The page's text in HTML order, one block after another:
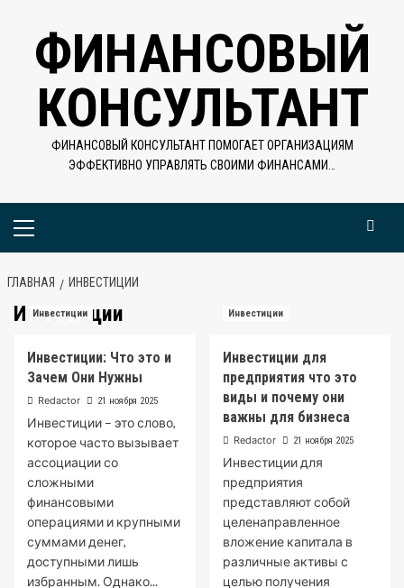
содержимому
ФИНАНСОВЫЙ
КОНСУЛЬТАНТ
ФИНАНСОВЫЙ КОНСУЛЬТАНТ ПОМОГАЕТ ОРГАНИЗАЦИЯМ
ЭФФЕКТИВНО УПРАВЛЯТЬ СВОИМИ ФИНАНСАМИ…
Основное
ГЛАВНАЯ ИНВЕСТИЦИИ
Инвестиции
Инвестиции
Инвестиции: Что это и
Зачем Они Нужны
Redactor 21 ноября 2025
Инвестиции – это слово,
которое часто вызывает
ассоциации со
сложными
финансовыми
операциями и крупными
суммами денег,
доступными лишь
избранным. Однако...
Инвестиции
Инвестиции для
предприятия что это
виды и почему они
важны для бизнеса
Redactor 21 ноября 2025
Инвестиции для
предприятия
представляют собой
целенаправленное
вложение капитала в
различные активы с
целью получения